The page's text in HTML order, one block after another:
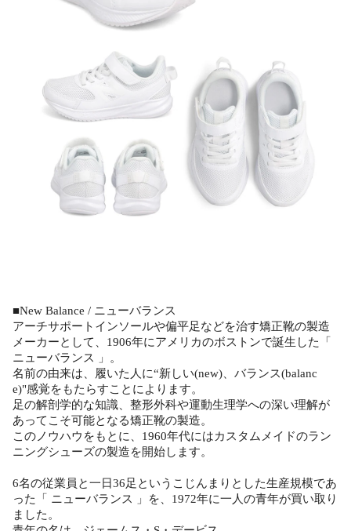
■New Balance / ニューバランス
アーチサポートインソールや偏平足などを治す矯正靴の製造
メーカーとして、1906年にアメリカのボストンで誕生した「
ニューバランス 」。
名前の由来は、履いた人に“新しい(new)、バランス(balanc
e)"感覚をもたらすことによります。
足の解剖学的な知識、整形外科や運動生理学への深い理解が
あってこそ可能となる矯正靴の製造。
このノウハウをもとに、1960年代にはカスタムメイドのラン
ニングシューズの製造を開始します。
6名の従業員と一日36足というこじんまりとした生産規模であ
った「 ニューバランス 」を、1972年に一人の青年が買い取り
ました。